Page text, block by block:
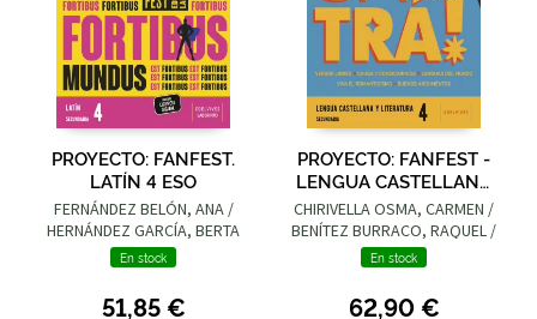
PROYECTO: FANFEST.
LATÍN 4 ESO
FERNÁNDEZ BELÓN, ANA /
HERNÁNDEZ GARCÍA, BERTA
En stock
51,85 €
PROYECTO: FANFEST -
LENGUA CASTELLANA
Y LITERATURA 4 ESO
CHIRIVELLA OSMA, CARMEN /
BENÍTEZ BURRACO, RAQUEL /
PÉREZ ALONSO, JESÚS ELOY
/ SÁNCHEZ VÁZQUEZ, Mª
ESPERANZA
En stock
62,90 €